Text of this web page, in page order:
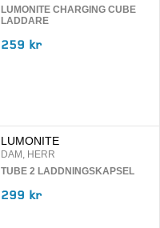
LUMONITE CHARGING CUBE
LADDARE
259 kr
LUMONITE
DAM, HERR
TUBE 2 LADDNINGSKAPSEL
299 kr